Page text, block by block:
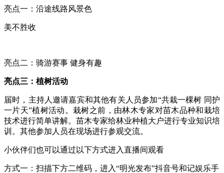
亮点一：沿途线路风景色
美不胜收
亮点二：骑游赛事 健身有趣
亮点三：植树活动
届时，主持人邀请嘉宾和其他有关人员参加“共栽一棵树 同护
一片天”植树活动。栽树之前，由林木专家对苗木品种和栽培
技术进行简单讲解。苗木专家给林业种植大户进行专业知识培
训。其他参加人员在现场进行参观交流。
小伙伴们也可以通过以下方式进入直播间观看
方式一：扫描下方二维码，进入“明光发布”抖音号和记娱乐手